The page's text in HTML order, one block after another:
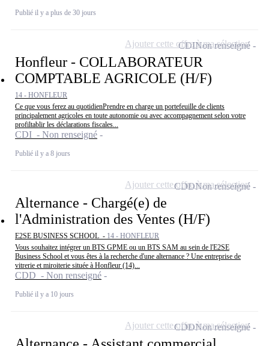
Publié il y a plus de 30 jours
Honfleur - COLLABORATEUR
COMPTABLE AGRICOLE (H/F)
14 - HONFLEUR
Ce que vous ferez au quotidienPrendre en charge un portefeuille de clients
principalement agricoles en toute autonomie ou avec accompagnement selon votre
profiltablir les déclarations fiscales...
CDI - Non renseigné
Publié il y a 8 jours
CDINon renseigné
Ajouter cette offre à ma sélection
Alternance - Chargé(e) de
l'Administration des Ventes (H/F)
E2SE BUSINESS SCHOOL - 14 - HONFLEUR
Vous souhaitez intégrer un BTS GPME ou un BTS SAM au sein de l'E2SE
Business School et vous êtes à la recherche d'une alternance ? Une entreprise de
vitrerie et miroiterie située à Honfleur (14)...
CDD - Non renseigné
Publié il y a 10 jours
CDDNon renseigné
Ajouter cette offre à ma sélection
CDDNon renseigné
Ajouter cette offre à ma sélection